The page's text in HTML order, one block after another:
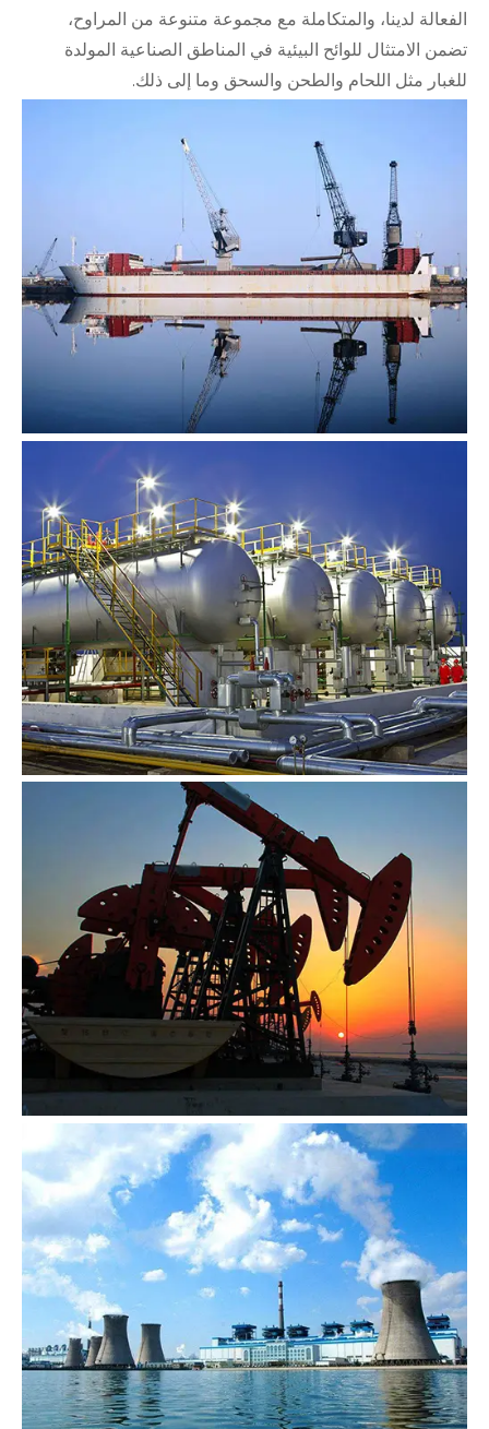
الفعالة لدينا، والمتكاملة مع مجموعة متنوعة من المراوح،
تضمن الامتثال للوائح البيئية في المناطق الصناعية المولدة
للغبار مثل اللحام والطحن والسحق وما إلى ذلك.